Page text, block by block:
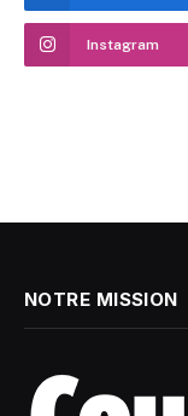
Instagram
NOTRE MISSION